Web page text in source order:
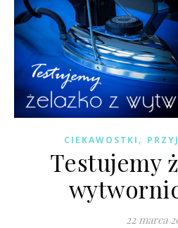
CIEKAWOSTKI ,
Testujemy
22 marca